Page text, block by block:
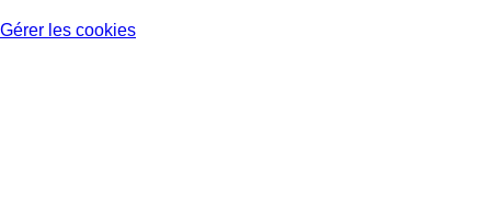
Gérer les cookies